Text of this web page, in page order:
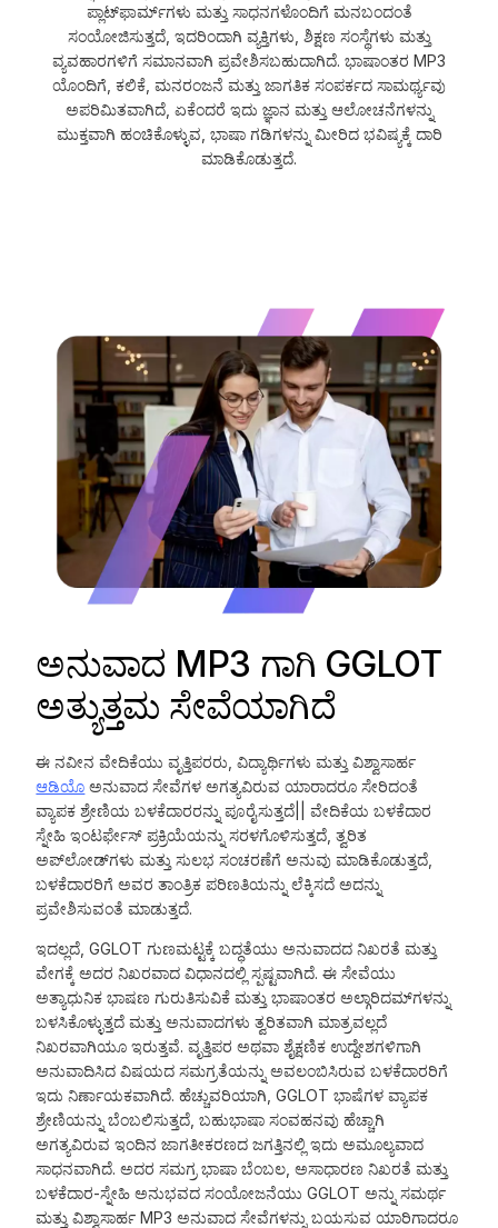
ಪ್ಲಾಟ್‌ಫಾರ್ಮ್‌ಗಳು ಮತ್ತು ಸಾಧನಗಳೊಂದಿಗೆ ಮನಬಂದಂತೆ
ಸಂಯೋಜಿಸುತ್ತದೆ, ಇದರಿಂದಾಗಿ ವ್ಯಕ್ತಿಗಳು, ಶಿಕ್ಷಣ ಸಂಸ್ಥೆಗಳು ಮತ್ತು
ವ್ಯವಹಾರಗಳಿಗೆ ಸಮಾನವಾಗಿ ಪ್ರವೇಶಿಸಬಹುದಾಗಿದೆ. ಭಾಷಾಂತರ MP3
ಯೊಂದಿಗೆ, ಕಲಿಕೆ, ಮನರಂಜನೆ ಮತ್ತು ಜಾಗತಿಕ ಸಂಪರ್ಕದ ಸಾಮರ್ಥ್ಯವು
ಅಪರಿಮಿತವಾಗಿದೆ, ಏಕೆಂದರೆ ಇದು ಜ್ಞಾನ ಮತ್ತು ಆಲೋಚನೆಗಳನ್ನು
ಮುಕ್ತವಾಗಿ ಹಂಚಿಕೊಳ್ಳುವ, ಭಾಷಾ ಗಡಿಗಳನ್ನು ಮೀರಿದ ಭವಿಷ್ಯಕ್ಕೆ ದಾರಿ
ಮಾಡಿಕೊಡುತ್ತದೆ.
ಅನುವಾದ MP3 ಗಾಗಿ GGLOT
ಅತ್ಯುತ್ತಮ ಸೇವೆಯಾಗಿದೆ
ಈ ನವೀನ ವೇದಿಕೆಯು ವೃತ್ತಿಪರರು, ವಿದ್ಯಾರ್ಥಿಗಳು ಮತ್ತು ವಿಶ್ವಾಸಾರ್ಹ
ಆಡಿಯೊ ಅನುವಾದ ಸೇವೆಗಳ ಅಗತ್ಯವಿರುವ ಯಾರಾದರೂ ಸೇರಿದಂತೆ
ವ್ಯಾಪಕ ಶ್ರೇಣಿಯ ಬಳಕೆದಾರರನ್ನು ಪೂರೈಸುತ್ತದೆ|| ವೇದಿಕೆಯ ಬಳಕೆದಾರ
ಸ್ನೇಹಿ ಇಂಟರ್ಫೇಸ್ ಪ್ರಕ್ರಿಯೆಯನ್ನು ಸರಳಗೊಳಿಸುತ್ತದೆ, ತ್ವರಿತ
ಅಪ್‌ಲೋಡ್‌ಗಳು ಮತ್ತು ಸುಲಭ ಸಂಚರಣೆಗೆ ಅನುವು ಮಾಡಿಕೊಡುತ್ತದೆ,
ಬಳಕೆದಾರರಿಗೆ ಅವರ ತಾಂತ್ರಿಕ ಪರಿಣತಿಯನ್ನು ಲೆಕ್ಕಿಸದೆ ಅದನ್ನು
ಪ್ರವೇಶಿಸುವಂತೆ ಮಾಡುತ್ತದೆ.
ಇದಲ್ಲದೆ, GGLOT ಗುಣಮಟ್ಟಕ್ಕೆ ಬದ್ಧತೆಯು ಅನುವಾದದ ನಿಖರತೆ ಮತ್ತು
ವೇಗಕ್ಕೆ ಅದರ ನಿಖರವಾದ ವಿಧಾನದಲ್ಲಿ ಸ್ಪಷ್ಟವಾಗಿದೆ. ಈ ಸೇವೆಯು
ಅತ್ಯಾಧುನಿಕ ಭಾಷಣ ಗುರುತಿಸುವಿಕೆ ಮತ್ತು ಭಾಷಾಂತರ ಅಲ್ಗಾರಿದಮ್‌ಗಳನ್ನು
ಬಳಸಿಕೊಳ್ಳುತ್ತದೆ ಮತ್ತು ಅನುವಾದಗಳು ತ್ವರಿತವಾಗಿ ಮಾತ್ರವಲ್ಲದೆ
ನಿಖರವಾಗಿಯೂ ಇರುತ್ತವೆ. ವೃತ್ತಿಪರ ಅಥವಾ ಶೈಕ್ಷಣಿಕ ಉದ್ದೇಶಗಳಿಗಾಗಿ
ಅನುವಾದಿಸಿದ ವಿಷಯದ ಸಮಗ್ರತೆಯನ್ನು ಅವಲಂಬಿಸಿರುವ ಬಳಕೆದಾರರಿಗೆ
ಇದು ನಿರ್ಣಾಯಕವಾಗಿದೆ. ಹೆಚ್ಚುವರಿಯಾಗಿ, GGLOT ಭಾಷೆಗಳ ವ್ಯಾಪಕ
ಶ್ರೇಣಿಯನ್ನು ಬೆಂಬಲಿಸುತ್ತದೆ, ಬಹುಭಾಷಾ ಸಂವಹನವು ಹೆಚ್ಚಾಗಿ
ಅಗತ್ಯವಿರುವ ಇಂದಿನ ಜಾಗತೀಕರಣದ ಜಗತ್ತಿನಲ್ಲಿ ಇದು ಅಮೂಲ್ಯವಾದ
ಸಾಧನವಾಗಿದೆ. ಅದರ ಸಮಗ್ರ ಭಾಷಾ ಬೆಂಬಲ, ಅಸಾಧಾರಣ ನಿಖರತೆ ಮತ್ತು
ಬಳಕೆದಾರ-ಸ್ನೇಹಿ ಅನುಭವದ ಸಂಯೋಜನೆಯು GGLOT ಅನ್ನು ಸಮರ್ಥ
ಮತ್ತು ವಿಶ್ವಾಸಾರ್ಹ MP3 ಅನುವಾದ ಸೇವೆಗಳನ್ನು ಬಯಸುವ ಯಾರಿಗಾದರೂ